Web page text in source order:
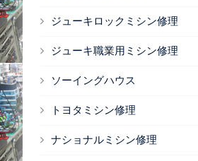
ジューキロックミシン修理
ジューキ職業用ミシン修理
ソーイングハウス
トヨタミシン修理
ナショナルミシン修理